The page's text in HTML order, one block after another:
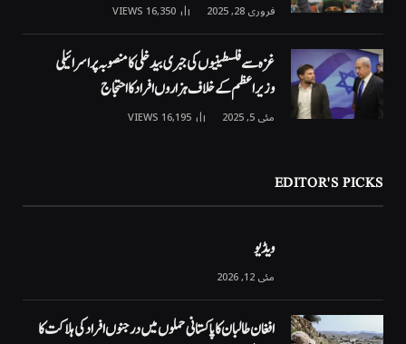
فروری 28, 2025 16,350
VIEWS
غزہ سے فلسطینیوں کی جبری بیدخلی کا منصوبہ پر اسرائیلی
وزیراعظم کے خلاف ہزاروں افراد کا احتجاج
مئی 5, 2025 16,195
VIEWS
EDITOR'S PICKS
ویڈیو
مئی 12, 2026
افغان طالبان کا پاکستانی حملوں میں درجنوں افراد کی ہلاکت کا